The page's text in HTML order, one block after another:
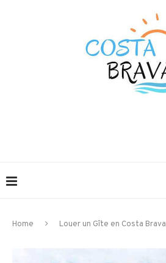
Home Louer un Gîte en Costa Brava